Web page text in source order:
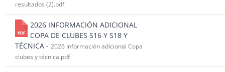
resultados (2).pdf
2026 INFORMACIÓN ADICIONAL
COPA DE CLUBES S16 Y S18 Y
TÉCNICA - 2026 Información adicional Copa
clubes y técnica.pdf